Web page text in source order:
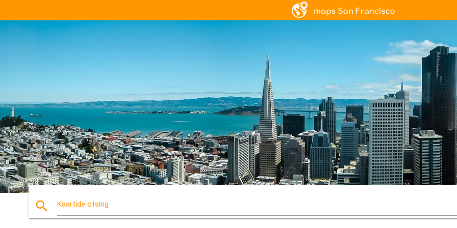
search Kaartide otsing